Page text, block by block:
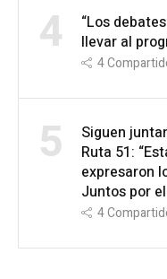
4
“Los
llevar al
4
5
Siguen
Ruta 51:
expresaron
Juntos por
4